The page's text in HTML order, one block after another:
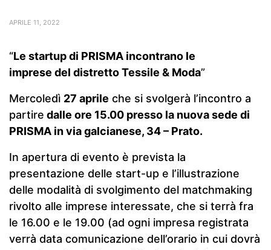
APRILE 11, 2022
“Le startup di PRISMA incontrano le
imprese del distretto Tessile & Moda”
Mercoledì 27 aprile che si svolgerà l’incontro a
partire dalle ore 15.00 presso la nuova sede di
PRISMA in via galcianese, 34 – Prato.
In apertura di evento è prevista la
presentazione delle start-up e l’illustrazione
delle modalità di svolgimento del matchmaking
rivolto alle imprese interessate, che si terrà fra
le 16.00 e le 19.00 (ad ogni impresa registrata
verrà data comunicazione dell’orario in cui dovrà